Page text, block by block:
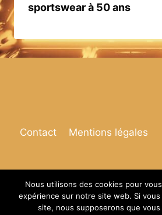
sportswear à 50 ans
Contact Mentions légales
© 2026 Espace
Nous utilisons des cookies pour
expérience sur notre site web. Si
site, nous supposerons que